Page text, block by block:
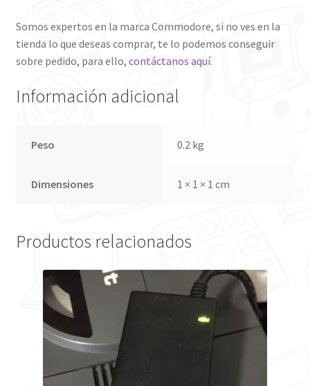
Somos expertos en la marca Commodore, si no ves en la
tienda lo que deseas comprar, te lo podemos conseguir
sobre pedido, para ello, contáctanos aquí.
Información adicional
Peso 0.2 kg
Dimensiones 1 × 1 × 1 cm
Productos relacionados